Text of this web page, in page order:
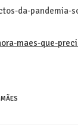
da-pandemia-
maes-que-
MÃES